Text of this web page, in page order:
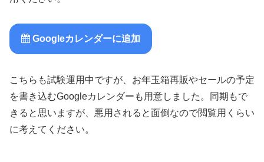
Googleカレンダーに追加
こちらも試験運用中ですが、お年玉箱再販やセールの予定
を書き込むGoogleカレンダーも用意しました。同期もで
きると思いますが、悪用されると面倒なので閲覧用くらい
に考えてください。